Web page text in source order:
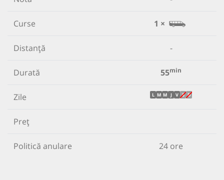
Curse 1 ×
Distanță -
Durată 55min
Zile L M M J V S D
Preț
Politică anulare 24 ore